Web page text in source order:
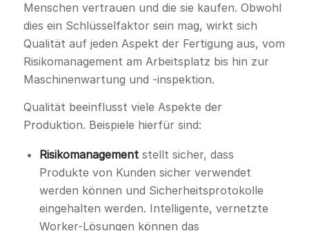
Menschen vertrauen und die sie kaufen. Obwohl
dies ein Schlüsselfaktor sein mag, wirkt sich
Qualität auf jeden Aspekt der Fertigung aus, vom
Risikomanagement am Arbeitsplatz bis hin zur
Maschinenwartung und -inspektion.
Qualität beeinflusst viele Aspekte der
Produktion. Beispiele hierfür sind:
Risikomanagementstellt sicher, dass
Produkte von Kunden sicher verwendet
werden können und Sicherheitsprotokolle
eingehalten werden. Intelligente, vernetzte
Worker-Lösungen können das